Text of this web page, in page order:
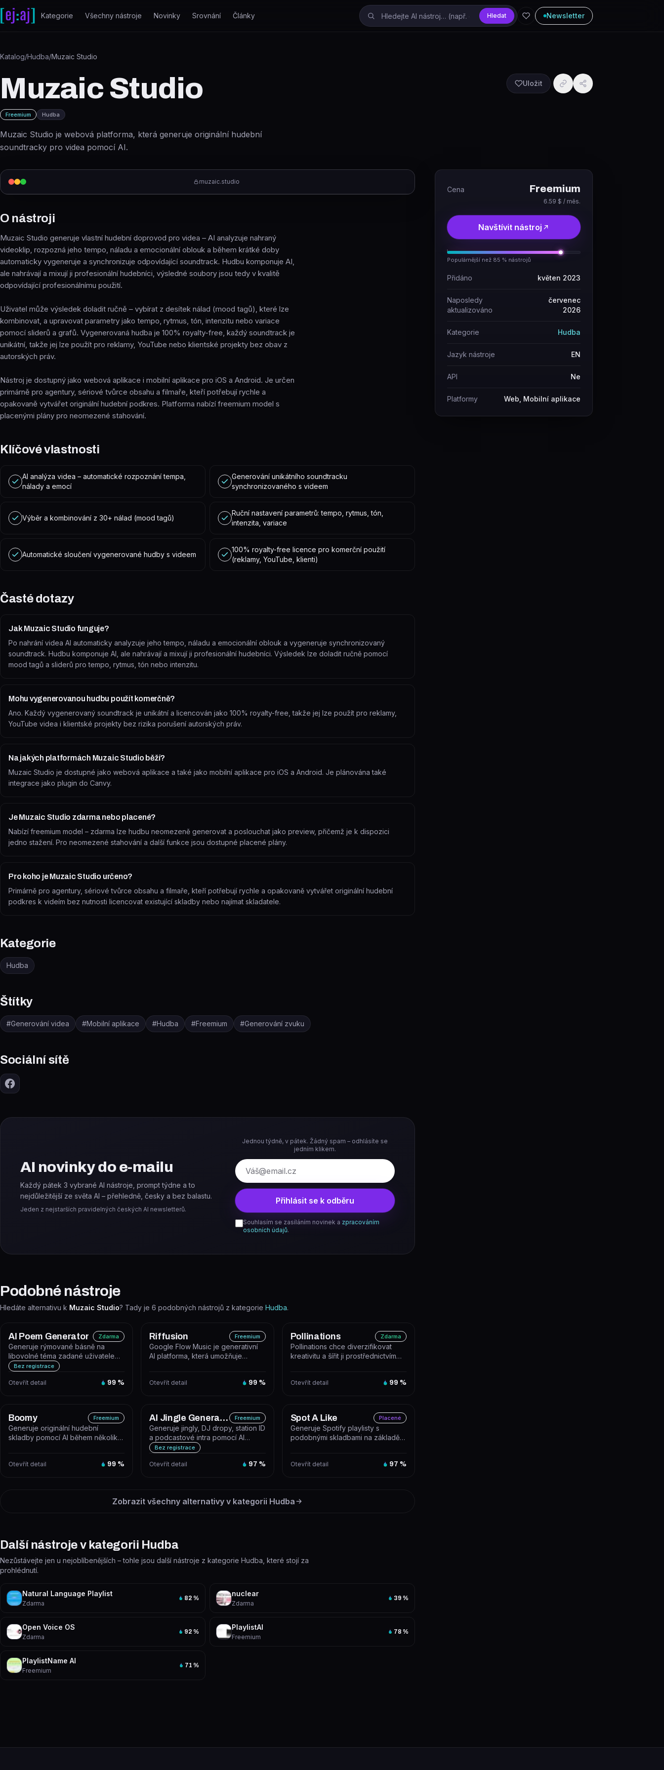
Přeskočit na obsah
Kategorie Všechny nástroje Novinky Srovnání Články Hledat Newsletter
Katalog/Hudba/Muzaic Studio
Muzaic Studio
Freemium Hudba
Muzaic Studio je webová platforma, která generuje originální hudební
soundtracky pro videa pomocí AI.
Uložit
muzaic.studio
O nástroji
Muzaic Studio generuje vlastní hudební doprovod pro videa – AI analyzuje nahraný
videoklip, rozpozná jeho tempo, náladu a emocionální oblouk a během krátké doby
automaticky vygeneruje a synchronizuje odpovídající soundtrack. Hudbu komponuje AI,
ale nahrávají a mixují ji profesionální hudebníci, výsledné soubory jsou tedy v kvalitě
odpovídající profesionálnímu použití.
Uživatel může výsledek doladit ručně – vybírat z desítek nálad (mood tagů), které lze
kombinovat, a upravovat parametry jako tempo, rytmus, tón, intenzitu nebo variace
pomocí sliderů a grafů. Vygenerovaná hudba je 100% royalty-free, každý soundtrack je
unikátní, takže jej lze použít pro reklamy, YouTube nebo klientské projekty bez obav z
autorských práv.
Nástroj je dostupný jako webová aplikace i mobilní aplikace pro iOS a Android. Je určen
primárně pro agentury, sériové tvůrce obsahu a filmaře, kteří potřebují rychle a
opakovaně vytvářet originální hudební podkres. Platforma nabízí freemium model s
placenými plány pro neomezené stahování.
Klíčové vlastnosti
AI analýza videa – automatické rozpoznání tempa,
nálady a emocí
Generování unikátního soundtracku
synchronizovaného s videem
Výběr a kombinování z 30+ nálad (mood tagů)
Ruční nastavení parametrů: tempo, rytmus, tón,
intenzita, variace
Automatické sloučení vygenerované hudby s videem
100% royalty-free licence pro komerční použití
(reklamy, YouTube, klienti)
Časté dotazy
Jak Muzaic Studio funguje?
Po nahrání videa AI automaticky analyzuje jeho tempo, náladu a emocionální oblouk a vygeneruje synchronizovaný
soundtrack. Hudbu komponuje AI, ale nahrávají a mixují ji profesionální hudebníci. Výsledek lze doladit ručně pomocí
mood tagů a sliderů pro tempo, rytmus, tón nebo intenzitu.
Mohu vygenerovanou hudbu použít komerčně?
Ano. Každý vygenerovaný soundtrack je unikátní a licencován jako 100% royalty-free, takže jej lze použít pro reklamy,
YouTube videa i klientské projekty bez rizika porušení autorských práv.
Na jakých platformách Muzaic Studio běží?
Muzaic Studio je dostupné jako webová aplikace a také jako mobilní aplikace pro iOS a Android. Je plánována také
integrace jako plugin do Canvy.
Je Muzaic Studio zdarma nebo placené?
Nabízí freemium model – zdarma lze hudbu neomezeně generovat a poslouchat jako preview, přičemž je k dispozici
jedno stažení. Pro neomezené stahování a další funkce jsou dostupné placené plány.
Pro koho je Muzaic Studio určeno?
Primárně pro agentury, sériové tvůrce obsahu a filmaře, kteří potřebují rychle a opakovaně vytvářet originální hudební
podkres k videím bez nutnosti licencovat existující skladby nebo najímat skladatele.
Kategorie
Hudba
Štítky
#Generování videa #Mobilní aplikace #Hudba #Freemium #Generování zvuku
Sociální sítě
AI novinky do e-mailu
Každý pátek 3 vybrané AI nástroje, prompt týdne a to
nejdůležitější ze světa AI – přehledně, česky a bez balastu.
Jeden z nejstarších pravidelných českých AI newsletterů.
Jednou týdně, v pátek. Žádný spam – odhlásíte se
jedním klikem.
E-mail
Přihlásit se k odběru
Souhlasím se zasíláním novinek a zpracováním
osobních údajů.
Podobné nástroje
Hledáte alternativu k Muzaic Studio? Tady je 6 podobných nástrojů z kategorie Hudba.
AI Poem Generator Zdarma
Generuje rýmované básně na
libovolné téma zadané uživatelem.
Nástroj je dostupný zdarma online
Bez registrace
Otevřít detail 99 %
Riffusion Freemium
Google Flow Music je generativní
AI platforma, která umožňuje
Otevřít detail 99 %
Pollinations Zdarma
Pollinations chce diverzifikovat
kreativitu a šířit ji prostřednictvím
Otevřít detail 99 %
Boomy Freemium
Generuje originální hudební
skladby pomocí AI během několika
Otevřít detail 99 %
AI Jingle Generator Freemium
Generuje jingly, DJ dropy, station ID
a podcastové intra pomocí AI
hlasové syntézy a knihovny zv...
Bez registrace
Otevřít detail 97 %
Spot A Like Placené
Generuje Spotify playlisty s
podobnými skladbami na základě
Otevřít detail 97 %
Zobrazit všechny alternativy v kategorii Hudba
Další nástroje v kategorii Hudba
Nezůstávejte jen u nejoblíbenějších – tohle jsou další nástroje z kategorie Hudba, které stojí za
prohlédnutí.
Natural Language Playlist
Zdarma
82 %
nuclear
Zdarma
39 %
Open Voice OS
Zdarma
92 %
PlaylistAI
Freemium
78 %
PlaylistName AI
Freemium
71 %
Cena Freemium
6.59 $ / měs.
Navštívit nástroj
Populárnější než 85 % nástrojů
Přidáno květen 2023
Naposledy
aktualizováno
červenec
2026
Kategorie Hudba
Jazyk nástroje EN
API Ne
Platformy Web, Mobilní aplikace